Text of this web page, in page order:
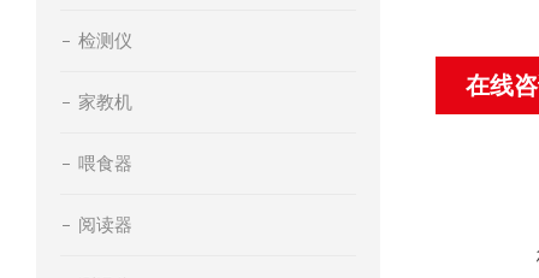
检测仪
家教机
喂食器
阅读器
在线